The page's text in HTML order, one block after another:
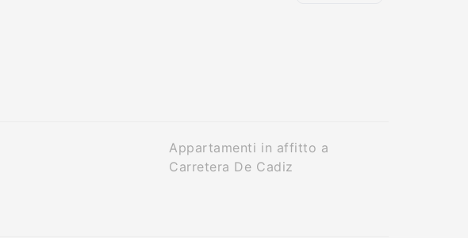
Appartamenti in affitto a
Carretera De Cadiz